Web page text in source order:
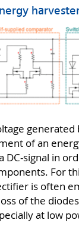
generated
of an
DC-signal in
For
is often
of the
at low